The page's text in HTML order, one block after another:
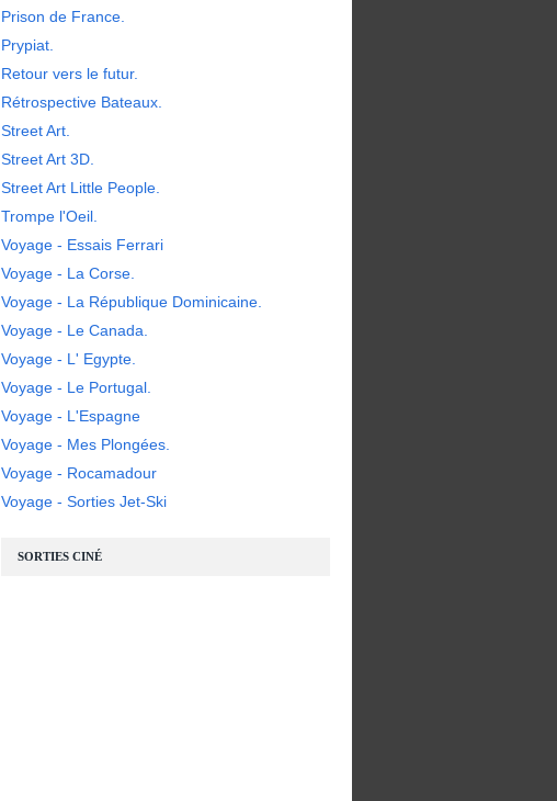
Prison de France.
Prypiat.
Retour vers le futur.
Rétrospective Bateaux.
Street Art.
Street Art 3D.
Street Art Little People.
Trompe l'Oeil.
Voyage - Essais Ferrari
Voyage - La Corse.
Voyage - La République Dominicaine.
Voyage - Le Canada.
Voyage - L' Egypte.
Voyage - Le Portugal.
Voyage - L'Espagne
Voyage - Mes Plongées.
Voyage - Rocamadour
Voyage - Sorties Jet-Ski
SORTIES CINÉ